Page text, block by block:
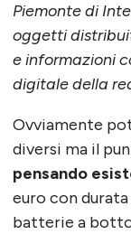
Piemonte di
oggetti
e informazioni
digitale della
Ovviamente
diversi ma il
pensando
euro con
batterie a